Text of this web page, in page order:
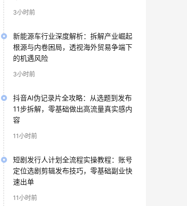
3小时前
新能源车行业深度解析：拆解产业崛起
根源与内卷困局，透视海外贸易争端下
的机遇风险
3小时前
抖音AI伪记录片全攻略：从选题到发布
11步拆解，零基础做出高流量真实感内
容
11小时前
短剧发行人计划全流程实操教程：账号
定位选剧剪辑发布技巧，零基础副业快
速出单
11小时前